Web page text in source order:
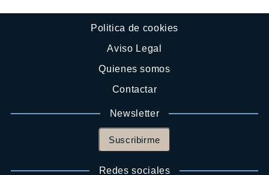
Politica de cookies
Aviso Legal
Quienes somos
Contactar
Newsletter
Suscribirme
Redes sociales